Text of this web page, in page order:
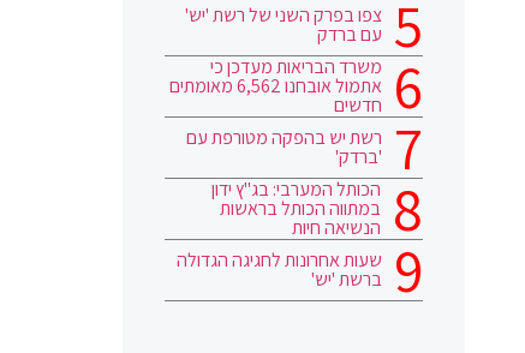
צפו בפרק השני של רשת 'יש'
עם ברדק
משרד הבריאות מעדכן כי
אתמול אובחנו 6,562 מאומתים
חדשים
רשת יש בהפקה מטורפת עם
'ברדק'
הכותל המערבי: בג"ץ ידון
במתווה הכותל בראשות
הנשיאה חיות
שעות אחרונות לחגיגה הגדולה
ברשת 'יש'